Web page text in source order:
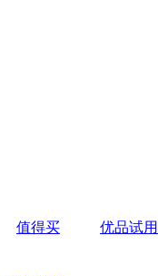
值得买
优品试用